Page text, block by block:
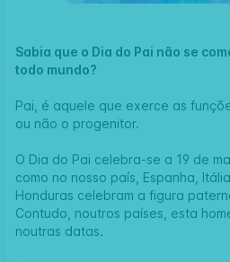
Sabia que o Dia do Pai não se
todo mundo?
Pai, é aquele que exerce as
ou não o progenitor.
O Dia do Pai celebra-se a 19 de
como no nosso país, Espanha,
Honduras celebram a figura
Contudo, noutros países, esta
noutras datas.